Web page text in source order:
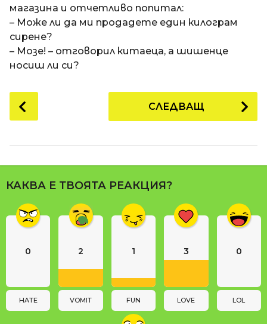
и
магазина и отчетливо попитал:
– Може ли да ми продадете един килограм
сирене?
– Мозе! – отговорил китаеца, а шишенце
носиш ли си?
o
P
a
g
n
o
СЛЕДВАЩ
КАКВА Е ТВОЯТА РЕАКЦИЯ?
0
HATE
2
VOMIT
1
FUN
3
LOVE
0
LOL